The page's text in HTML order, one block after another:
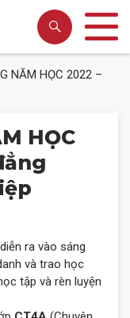
NĂM HỌC 2022 –
HỌC
ra vào sáng
và trao học
tập và rèn luyện